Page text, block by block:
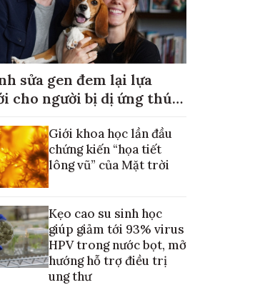
sửa gen đem lại lựa
cho người bị dị ứng thú
Giới khoa học lần đầu
chứng kiến “họa tiết
lông vũ” của Mặt trời
Kẹo cao su sinh học
giúp giảm tới 93% virus
HPV trong nước bọt, mở
hướng hỗ trợ điều trị
ung thư